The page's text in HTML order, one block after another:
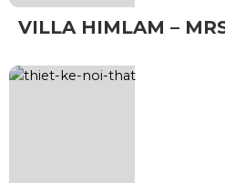
VILLA HIMLAM –